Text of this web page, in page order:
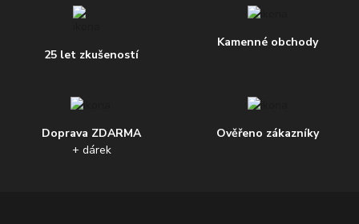
25 let zkušeností
Kamenné obchody
Doprava ZDARMA
+ dárek
Ověřeno zákazníky